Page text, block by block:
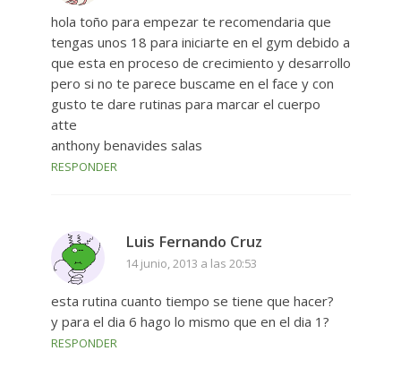
hola toño para empezar te recomendaria que
tengas unos 18 para iniciarte en el gym debido a
que esta en proceso de crecimiento y desarrollo
pero si no te parece buscame en el face y con
gusto te dare rutinas para marcar el cuerpo
atte
anthony benavides salas
RESPONDER
Luis Fernando Cruz
14 junio, 2013 a las 20:53
esta rutina cuanto tiempo se tiene que hacer?
y para el dia 6 hago lo mismo que en el dia 1?
RESPONDER